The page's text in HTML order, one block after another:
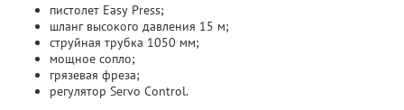
пистолет Easy Press;
шланг высокого давления 15 м;
струйная трубка 1050 мм;
мощное сопло;
грязевая фреза;
регулятор Servo Control.